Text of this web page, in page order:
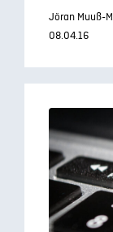
Jöran Muuß-
08.04.16